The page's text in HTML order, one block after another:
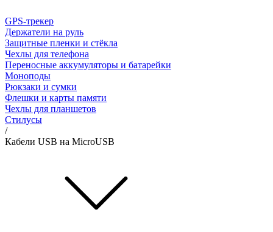
GPS-трекер
Держатели на руль
Защитные пленки и стёкла
Чехлы для телефона
Переносные аккумуляторы и батарейки
Моноподы
Рюкзаки и сумки
Флешки и карты памяти
Чехлы для планшетов
Стилусы
/
Кабели USB на MicroUSB